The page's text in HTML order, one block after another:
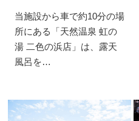
当施設から車で約10分の場
所にある「天然温泉 虹の
湯 二色の浜店」は、露天
風呂を…